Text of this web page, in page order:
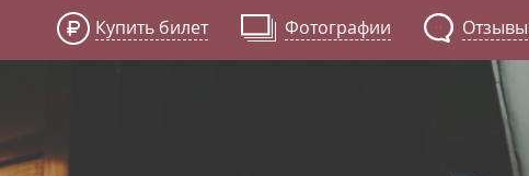
Купить билет Фотографии Отзывы